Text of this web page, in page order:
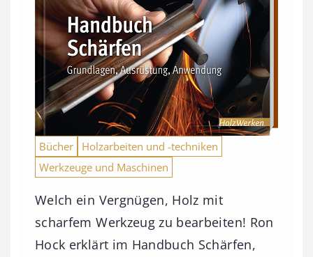
Bücher
Holzarbeiten und -techniken
Werkzeuge und Maschinen
Welch ein Vergnügen, Holz mit
scharfem Werkzeug zu bearbeiten! Ron
Hock erklärt im Handbuch Schärfen,